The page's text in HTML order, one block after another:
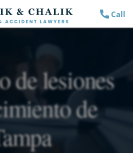
Call
de lesiones
de